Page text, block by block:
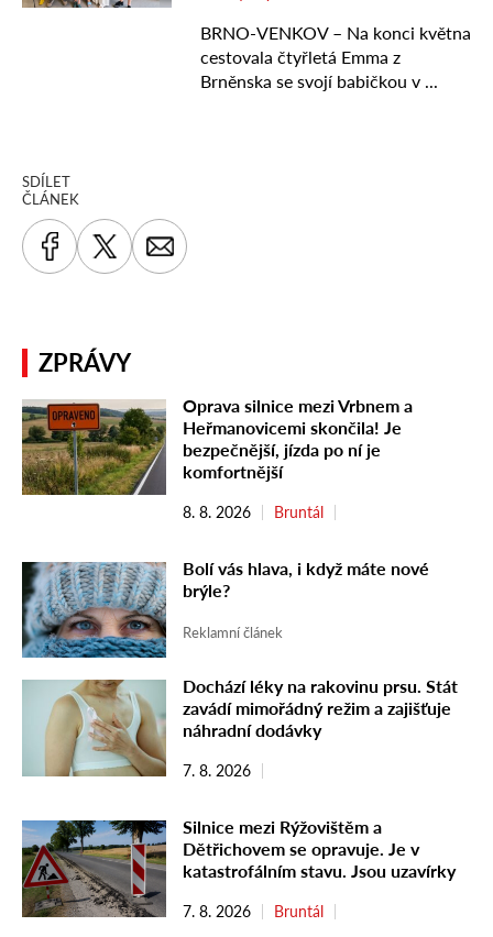
SDÍLET
ČLÁNEK
ZPRÁVY
Oprava silnice mezi Vrbnem a
Heřmanovicemi skončila! Je
bezpečnější, jízda po ní je
komfortnější
8. 8. 2026 Bruntál
Bolí vás hlava, i když máte nové
brýle?
Reklamní článek
Dochází léky na rakovinu prsu. Stát
zavádí mimořádný režim a zajišťuje
náhradní dodávky
7. 8. 2026
Silnice mezi Rýžovištěm a
Dětřichovem se opravuje. Je v
katastrofálním stavu. Jsou uzavírky
7. 8. 2026 Bruntál